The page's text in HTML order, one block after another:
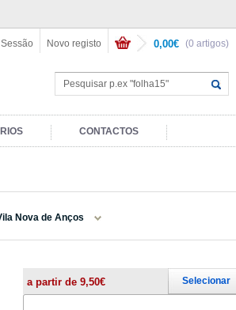
(0 artigos)
0,00€
Novo registo
CONTACTOS
Nova de Anços
a partir de 9,50€ Selecionar